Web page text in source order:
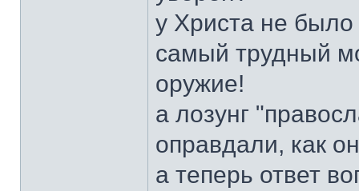
у Христа не было
самый трудный
оружие!
а лозунг
оправдали, как
а теперь ответ